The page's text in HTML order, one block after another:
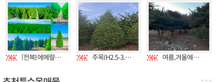
[전북] 에메랄드그린/에메랄드골드/블루아이스/엘사트리/블루에로우[소량~대량] / 삼례ic 5분거리 / 5톤 장축가능 주목(H2.5-3.0),둥근주목(W2.0-2.5) 저렴하게 판매합니다. 여름,겨울에도 강한 향나무 판매**